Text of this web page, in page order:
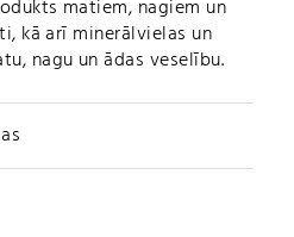
matiem, nagiem un
kā arī minerālvielas un
nagu un ādas veselību.